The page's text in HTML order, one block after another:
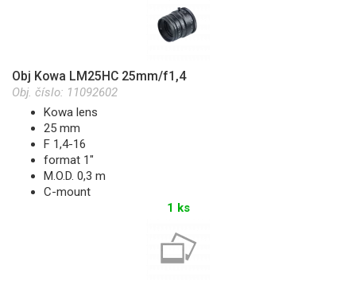
Obj Kowa LM25HC 25mm/f1,4
Obj. číslo: 11092602
Kowa lens
25 mm
F 1,4-16
format 1"
M.O.D. 0,3 m
C-mount
1 ks